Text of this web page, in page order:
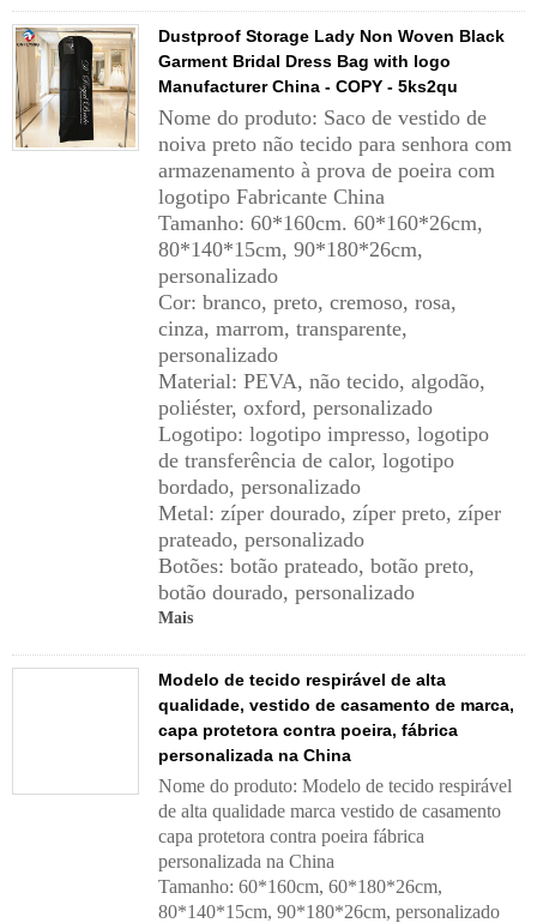
Dustproof Storage Lady Non Woven Black
Garment Bridal Dress Bag with logo
Manufacturer China - COPY - 5ks2qu
Nome do produto: Saco de vestido de
noiva preto não tecido para senhora com
armazenamento à prova de poeira com
logotipo Fabricante China
Tamanho: 60*160cm. 60*160*26cm,
80*140*15cm, 90*180*26cm,
personalizado
Cor: branco, preto, cremoso, rosa,
cinza, marrom, transparente,
personalizado
Material: PEVA, não tecido, algodão,
poliéster, oxford, personalizado
Logotipo: logotipo impresso, logotipo
de transferência de calor, logotipo
bordado, personalizado
Metal: zíper dourado, zíper preto, zíper
prateado, personalizado
Botões: botão prateado, botão preto,
botão dourado, personalizado
Mais
Modelo de tecido respirável de alta
qualidade, vestido de casamento de marca,
capa protetora contra poeira, fábrica
personalizada na China
Nome do produto: Modelo de tecido respirável
de alta qualidade marca vestido de casamento
capa protetora contra poeira fábrica
personalizada na China
Tamanho: 60*160cm, 60*180*26cm,
80*140*15cm, 90*180*26cm, personalizado